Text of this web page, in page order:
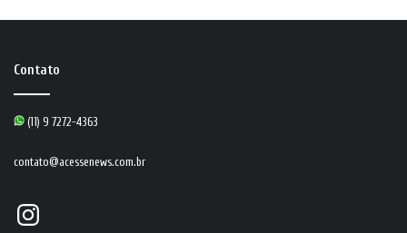
Contato
(11) 9 7272-4363
contato@acessenews.com.br
Instagram